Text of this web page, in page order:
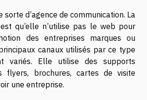
sorte d’agence de communication. La
qu’elle n’utilise pas le web pour
des entreprises marques ou
canaux utilisés par ce type
variés. Elle utilise des supports
flyers, brochures, cartes de visite
une entreprise.